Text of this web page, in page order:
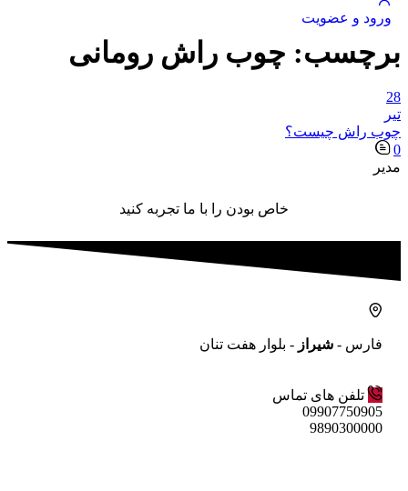
ورود و عضویت
برچسب: چوب راش رومانی
28
تیر
چوب راش چیست؟
0
مدیر
خاص بودن را با ما تجربه کنید
فارس - شیراز - بلوار هفت تنان
تلفن های تماس
09907750905
9890300000